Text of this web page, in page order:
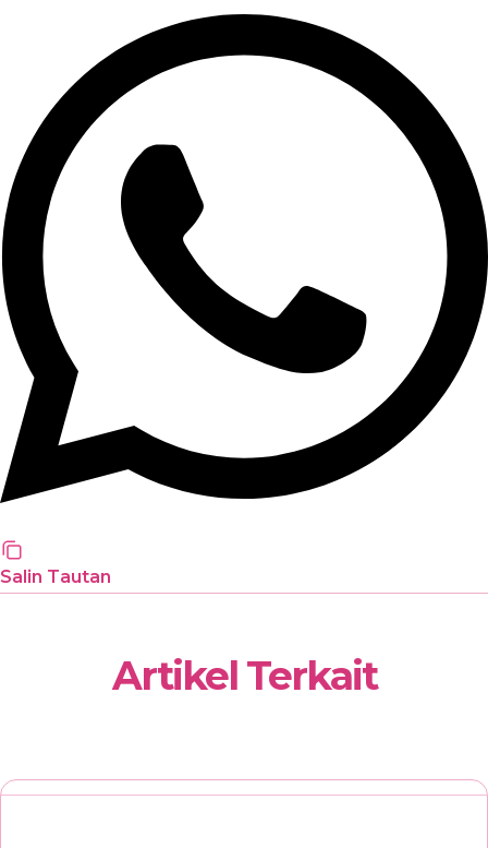
Salin Tautan
Artikel Terkait